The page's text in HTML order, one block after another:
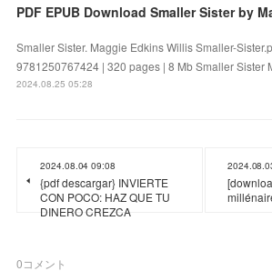
Smaller Sister. Maggie Edkins Willis Smaller-
9781250767424 | 320 pages | 8 Mb Smaller Sister
2024.08.25 05:28
2024.08.04 09:08
{pdf descargar} INVIERTE
CON POCO: HAZ QUE TU
DINERO CREZCA
0コメント